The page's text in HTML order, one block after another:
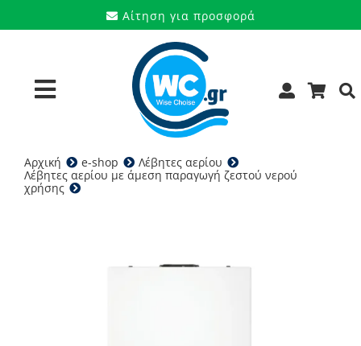
στο
Αίτηση για προσφορά
Toggle
Navigation
Προϊόντα
Αρχική e-shop
Λέβητες αερίου
Λέβητες αερίου με άμεση παραγωγή ζεστού νερού
χρήσης